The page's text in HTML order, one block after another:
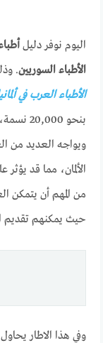
اليوم نوفر دليل
الأطباء السوريين.
الأطباء العرب في
بنحو
ويواجه العديد من
الألمان، مما قد
من المهم أن يتمكن
حيث يمكنهم تقديم
وفي هذا الاطار